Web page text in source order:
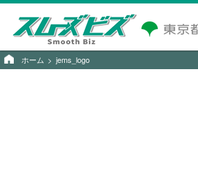
ホーム jems_logo